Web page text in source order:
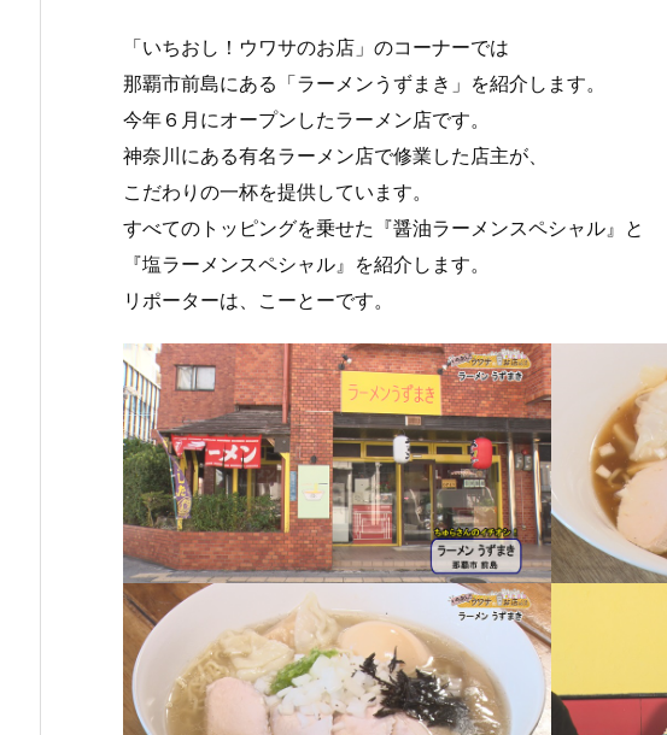
「いちおし！ウワサのお店」のコーナーでは
那覇市前島にある「ラーメンうずまき」を紹介します。
今年６月にオープンしたラーメン店です。
神奈川にある有名ラーメン店で修業した店主が、
こだわりの一杯を提供しています。
すべてのトッピングを乗せた『醤油ラーメンスペシャル』と
『塩ラーメンスペシャル』を紹介します。
リポーターは、こーとーです。